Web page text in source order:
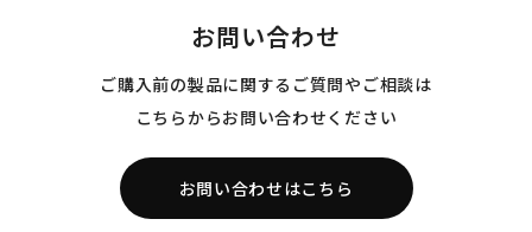
お問い合わせ
ご購入前の製品に関するご質問やご相談は
こちらからお問い合わせください
お問い合わせはこちら